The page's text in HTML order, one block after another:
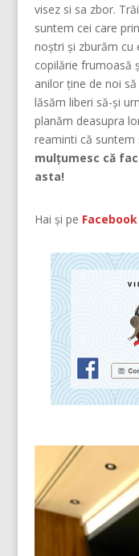
visez si sa zbor.
suntem cei care
noştri şi zburăm cu
copilărie frumoasă
anilor ține de noi
lăsăm liberi să-și
planăm deasupra
reaminti că suntem
mulțumesc că
asta!
Hai și pe Facebook